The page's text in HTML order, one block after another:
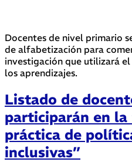
Docentes de nivel primario
de alfabetización para
investigación que utilizará
los aprendizajes.
Listado de
participarán en la
práctica de
inclusivas”